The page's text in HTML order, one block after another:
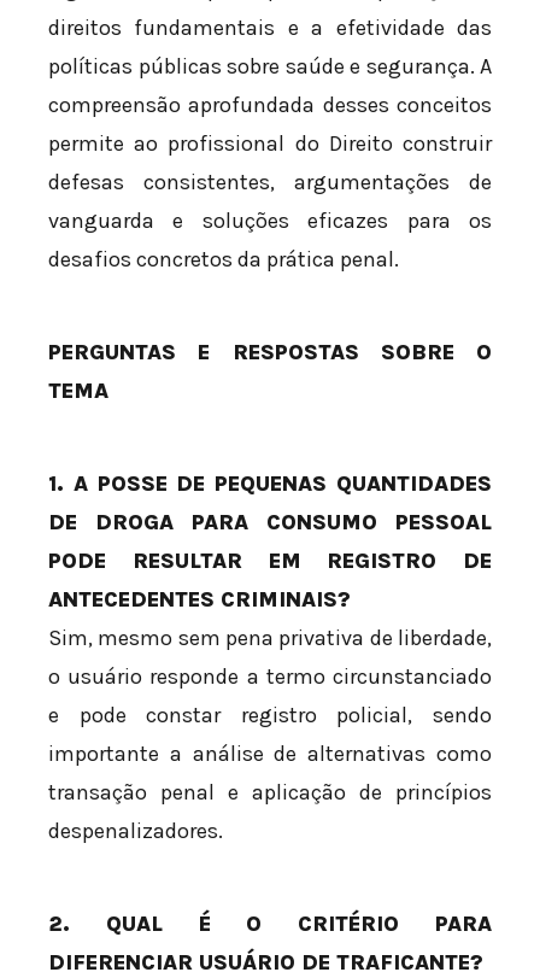
direitos fundamentais e a efetividade das
políticas públicas sobre saúde e segurança. A
compreensão aprofundada desses conceitos
permite ao profissional do Direito construir
defesas consistentes, argumentações de
vanguarda e soluções eficazes para os
desafios concretos da prática penal.
PERGUNTAS E RESPOSTAS SOBRE O
TEMA
1. A POSSE DE PEQUENAS QUANTIDADES
DE DROGA PARA CONSUMO PESSOAL
PODE RESULTAR EM REGISTRO DE
ANTECEDENTES CRIMINAIS?
Sim, mesmo sem pena privativa de liberdade,
o usuário responde a termo circunstanciado
e pode constar registro policial, sendo
importante a análise de alternativas como
transação penal e aplicação de princípios
despenalizadores.
2. QUAL É O CRITÉRIO PARA
DIFERENCIAR USUÁRIO DE TRAFICANTE?